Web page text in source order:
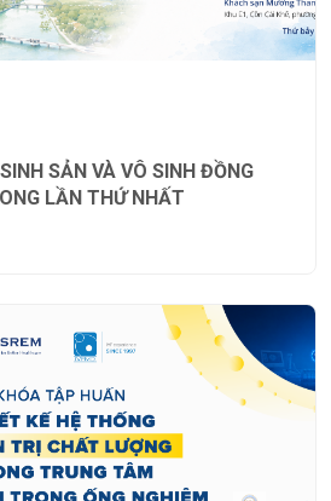
SẢN VÀ VÔ SINH ĐỒNG
LẦN THỨ NHẤT